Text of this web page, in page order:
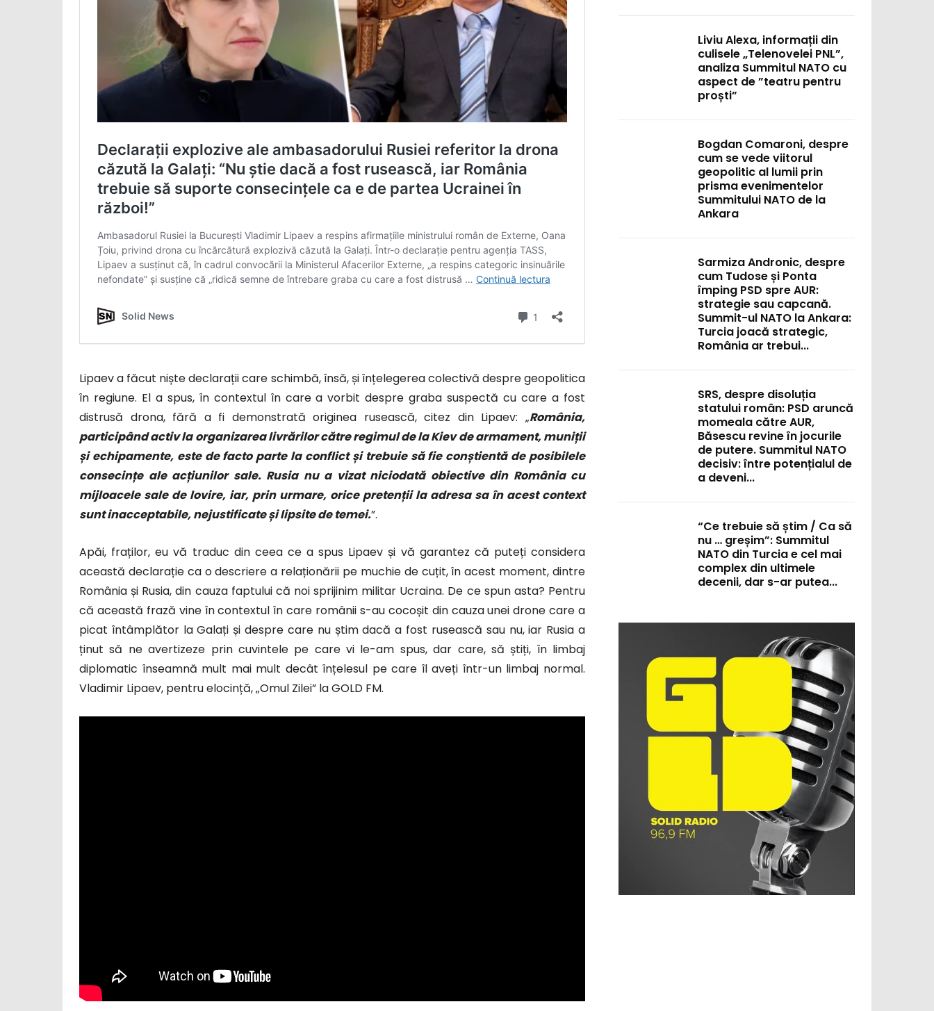
Lipaev a făcut niște declarații care schimbă, însă, și înțelegerea colectivă despre geopolitica
în regiune. El a spus, în contextul în care a vorbit despre graba suspectă cu care a fost
distrusă drona, fără a fi demonstrată originea rusească, citez din Lipaev: „România,
participând activ la organizarea livrărilor către regimul de la Kiev de armament, muniții
și echipamente, este de facto parte la conflict și trebuie să fie conștientă de posibilele
consecințe ale acțiunilor sale. Rusia nu a vizat niciodată obiective din România cu
mijloacele sale de lovire, iar, prin urmare, orice pretenții la adresa sa în acest context
sunt inacceptabile, nejustificate și lipsite de temei.”.
Apăi, fraților, eu vă traduc din ceea ce a spus Lipaev și vă garantez că puteți considera
această declarație ca o descriere a relaționării pe muchie de cuțit, în acest moment, dintre
România și Rusia, din cauza faptului că noi sprijinim militar Ucraina. De ce spun asta? Pentru
că această frază vine în contextul în care românii s-au cocoșit din cauza unei drone care a
picat întâmplător la Galați și despre care nu știm dacă a fost rusească sau nu, iar Rusia a
ținut să ne avertizeze prin cuvintele pe care vi le-am spus, dar care, să știți, în limbaj
diplomatic înseamnă mult mai mult decât înțelesul pe care îl aveți într-un limbaj normal.
Vladimir Lipaev, pentru elocință, „Omul Zilei” la GOLD FM.
Liviu Alexa, informații din
culisele „Telenovelei PNL”,
analiza Summitul NATO cu
aspect de ”teatru pentru
proști”
Bogdan Comaroni, despre
cum se vede viitorul
geopolitic al lumii prin
prisma evenimentelor
Summitului NATO de la
Ankara
Sarmiza Andronic, despre
cum Tudose și Ponta
împing PSD spre AUR:
strategie sau capcană.
Summit-ul NATO la Ankara:
Turcia joacă strategic,
România ar trebui...
SRS, despre disoluția
statului român: PSD aruncă
momeala către AUR,
Băsescu revine în jocurile
de putere. Summitul NATO
decisiv: între potențialul de
a deveni...
“Ce trebuie să știm / Ca să
nu … greșim”: Summitul
NATO din Turcia e cel mai
complex din ultimele
decenii, dar s-ar putea...